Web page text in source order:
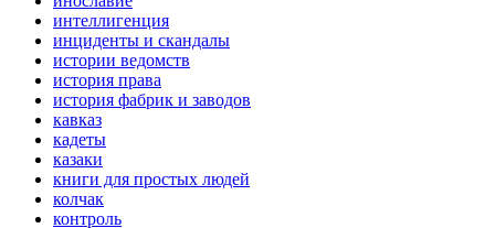
интеллигенция
инциденты и скандалы
истории ведомств
история права
история фабрик и заводов
кавказ
кадеты
казаки
книги для простых людей
колчак
контроль